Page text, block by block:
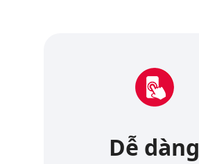
Dễ dàng